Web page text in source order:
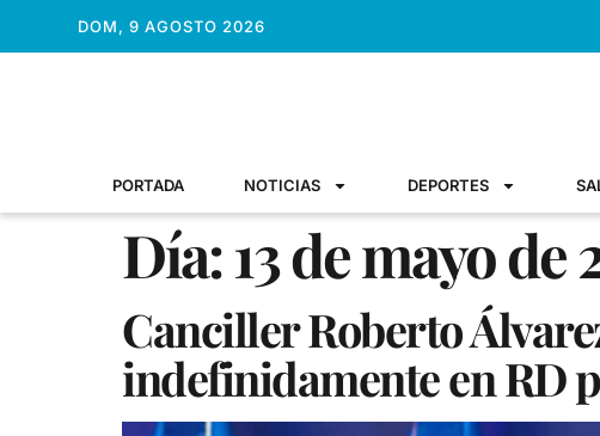
DOM, 9 AGOSTO 2026
PORTADA NOTICIAS DEPORTES
Día:13 de mayo de
Canciller Roberto
indefinidamente en RD